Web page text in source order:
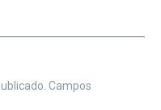
Campos